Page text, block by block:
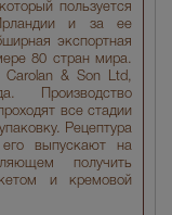
пользуется
и за ее
экспортная
80 стран мира.
Carolan & Son Ltd,
все стадии
Рецептура
выпускают на
получить
и кремовой